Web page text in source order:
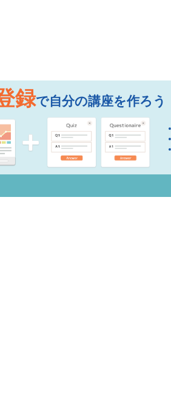
録で自分の講座を作ろう